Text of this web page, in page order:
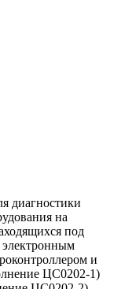
диагностики
на
под
и
ЦС0202-1)